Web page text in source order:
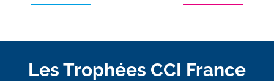
Les Trophées CCI France